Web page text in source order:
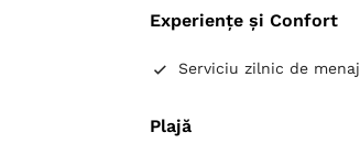
Experiențe și Confort
Serviciu zilnic de menaj
Plajă